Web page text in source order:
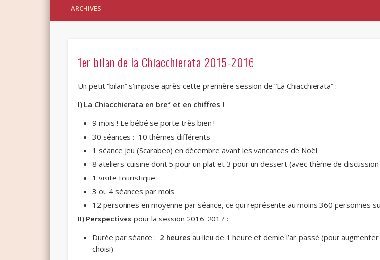
ARCHIVES
1er bilan de la Chiacchierata 2015-2016
Un petit “bilan” s’impose après cette première session de “La Chiacchierata” :
I) La Chiacchierata en bref et en chiffres !
9 mois ! Le bébé se porte très bien !
30 séances : 10 thèmes différents,
1 séance jeu (Scarabeo) en décembre avant les vancances de Noël
8 ateliers-cuisine dont 5 pour un plat et 3 pour un dessert (avec thème de
1 visite touristique
3 ou 4 séances par mois
12 personnes en moyenne par séance, ce qui représente au moins 360 personnes
II) Perspectives pour la session 2016-2017 :
Durée par séance : 2 heures au lieu de 1 heure et demie l’an passé (pour
choisi)